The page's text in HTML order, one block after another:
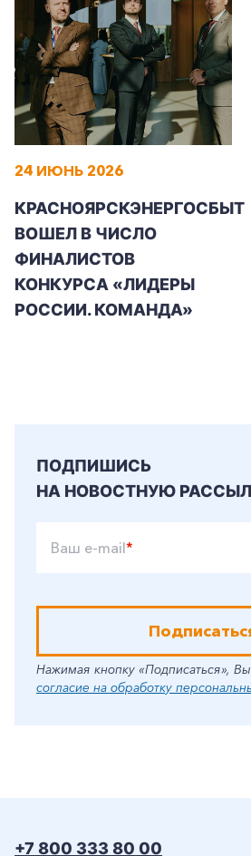
24 ИЮНЬ 2026
КРАСНОЯРСКЭНЕРГОСБЫТ
ВОШЕЛ В ЧИСЛО
ФИНАЛИСТОВ
КОНКУРСА «ЛИДЕРЫ
РОССИИ. КОМАНДА»
ПОДПИШИСЬ
НА НОВОСТНУЮ
Ваш e-mail*
Нажимая кнопку «Подписаться»,
согласие на обработку
+7 800 333 80 00